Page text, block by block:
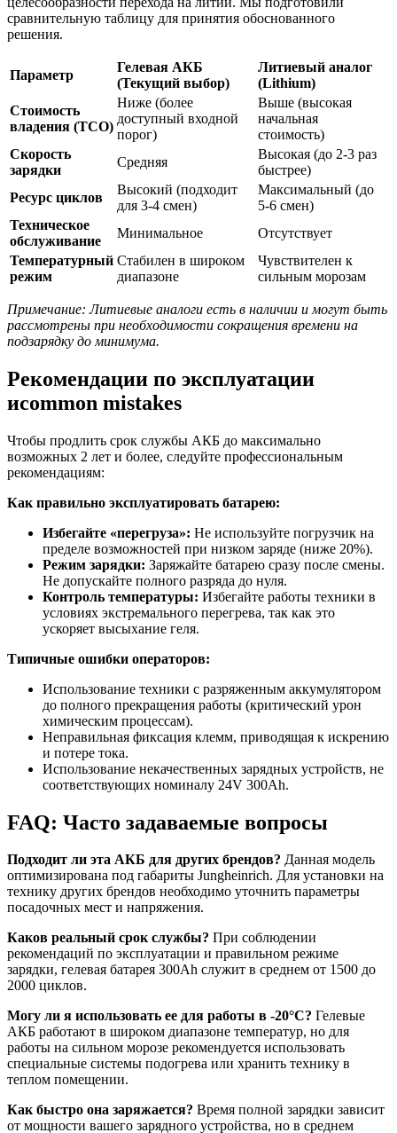
сравнительную таблицу для принятия обоснованного
решения.
Параметр
Гелевая АКБ
(Текущий выбор)
Литиевый аналог
(Lithium)
Стоимость
владения (TCO)
Ниже (более
доступный входной
порог)
Выше (высокая
начальная
стоимость)
Скорость
зарядки
Средняя
Высокая (до 2-3 раз
быстрее)
Ресурс циклов
Высокий (подходит
для 3-4 смен)
Максимальный (до
5-6 смен)
Техническое
обслуживание
Минимальное
Отсутствует
Температурный
режим
Стабилен в широком
диапазоне
Чувствителен к
сильным морозам
Примечание: Литиевые аналоги есть в наличии и могут быть
рассмотрены при необходимости сокращения времени на
подзарядку до минимума.
Рекомендации по эксплуатации
иcommon mistakes
Чтобы продлить срок службы АКБ до максимально
возможных 2 лет и более, следуйте профессиональным
рекомендациям:
Как правильно эксплуатировать батарею:
Избегайте «перегруза»: Не используйте погрузчик на
пределе возможностей при низком заряде (ниже 20%).
Режим зарядки: Заряжайте батарею сразу после смены.
Не допускайте полного разряда до нуля.
Контроль температуры: Избегайте работы техники в
условиях экстремального перегрева, так как это
ускоряет высыхание геля.
Типичные ошибки операторов:
Использование техники с разряженным аккумулятором
до полного прекращения работы (критический урон
химическим процессам).
Неправильная фиксация клемм, приводящая к искрению
и потере тока.
Использование некачественных зарядных устройств, не
соответствующих номиналу 24V 300Ah.
FAQ: Часто задаваемые вопросы
Подходит ли эта АКБ для других брендов? Данная модель
оптимизирована под габариты Jungheinrich. Для установки на
технику других брендов необходимо уточнить параметры
посадочных мест и напряжения.
Каков реальный срок службы? При соблюдении
рекомендаций по эксплуатации и правильном режиме
зарядки, гелевая батарея 300Ah служит в среднем от 1500 до
2000 циклов.
Могу ли я использовать ее для работы в -20°C? Гелевые
АКБ работают в широком диапазоне температур, но для
работы на сильном морозе рекомендуется использовать
специальные системы подогрева или хранить технику в
теплом помещении.
Как быстро она заряжается? Время полной зарядки зависит
от мощности вашего зарядного устройства, но в среднем